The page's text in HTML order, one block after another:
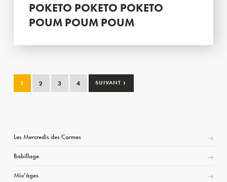
POKETO POKETO POKETO
POUM POUM POUM
1 2 3 4 SUIVANT ›
Les Mercredis des Carmes
Babillage
Mix’âges